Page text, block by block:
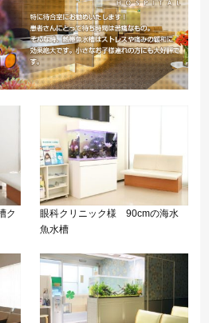
ク
眼科クリニック様 90cmの海水
魚水槽